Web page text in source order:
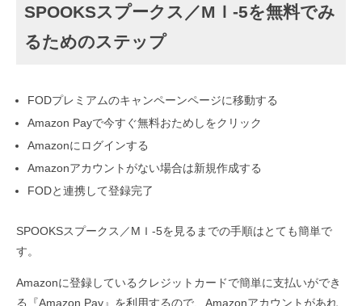
SPOOKSスプークス／MＩ-5を無料でみ
るためのステップ
FODプレミアムのキャンペーンページに移動する
Amazon Payで今すぐ無料おためしをクリック
Amazonにログインする
Amazonアカウントがない場合は新規作成する
FODと連携して登録完了
SPOOKSスプークス／MＩ-5を見るまでの手順はとても簡単で
す。
Amazonに登録しているクレジットカードで簡単に支払いができ
る『Amazon Pay』を利用するので、Amazonアカウントがあれ